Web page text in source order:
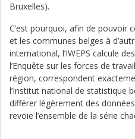
Bruxelles).
C’est pourquoi, afin de pouvoir
et les communes belges à
international, l’IWEPS calcule
l’Enquête sur les forces de
région, correspondent
l’Institut national de statistique
différer légèrement des
revoie l’ensemble de la série